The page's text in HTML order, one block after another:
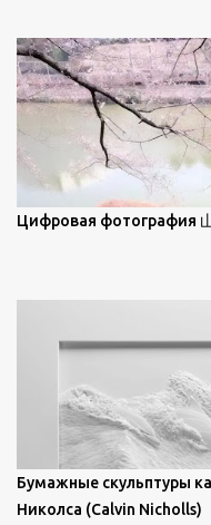
Брайан Шервин
заявив, что "Такаюки
элегантность живописи
некотором смысле,
зрителям
уникальной манерой
просмотра всех работ,
Цифровая фотография
Бумажные скульптуры
Николса (Calvin Nicholls)